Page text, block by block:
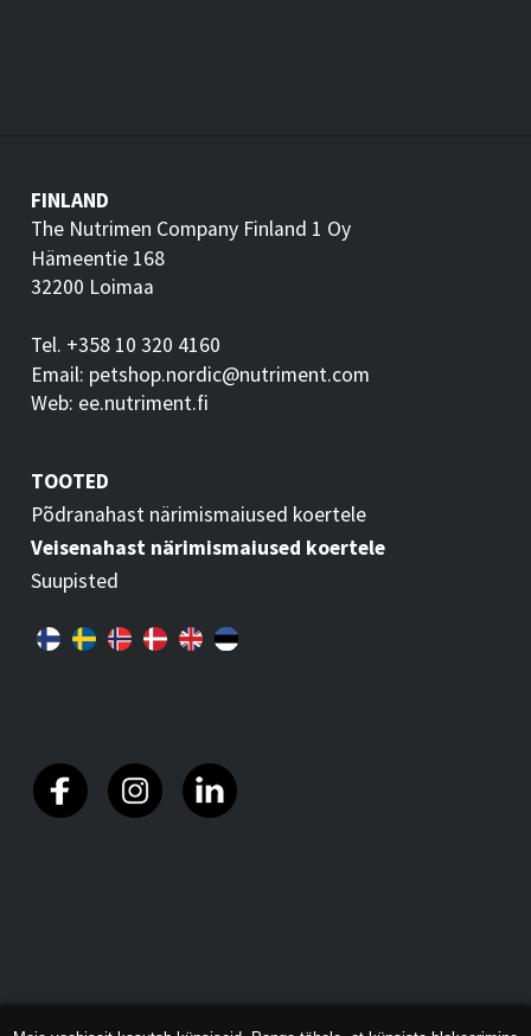
FINLAND
The Nutrimen Company Finland 1 Oy
Hämeentie 168
32200 Loimaa
Tel. +358 10 320 4160
Email: petshop.nordic@nutriment.com
Web: ee.nutriment.fi
TOOTED
Põdranahast närimismaiused koertele
Veisenahast närimismaiused koertele
Suupisted